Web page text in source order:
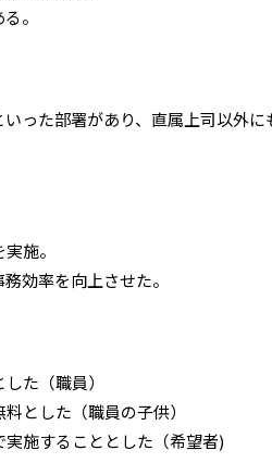
。
った部署があり、直属上司以外
施。
効率を向上させた。
た（職員）
とした（職員の子供）
施することとした（希望者)